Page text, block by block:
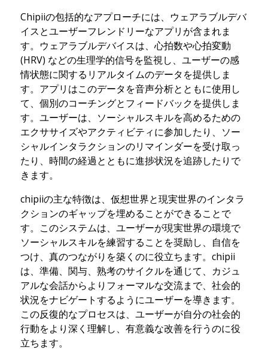
Chipiiの包括的なアプローチには、ウェアラブルデバ
イスとユーザーフレンドリーなアプリが含まれま
す。ウェアラブルデバイスは、心拍数や心拍変動
(HRV) などの生理学的信号を監視し、ユーザーの感
情状態に関するリアルタイムのデータを提供しま
す。アプリはこのデータを音声分析とともに使用し
て、個別のコーチングとフィードバックを提供しま
す。ユーザーは、ソーシャルスキルを高めるための
エクササイズやアクティビティに参加したり、ソー
シャルインタラクションのリマインダーを受け取っ
たり、時間の経過とともに進捗状況を追跡したりで
きます。
chipiiの主な特徴は、仮想世界と現実世界のインタラ
クションのギャップを埋めることができることで
す。このシステムは、ユーザーが現実世界の環境で
ソーシャルスキルを練習することを奨励し、自信を
つけ、真のつながりを築くのに役立ちます。chipii
は、準備、関与、熟考のサイクルを通じて、カジュ
アルな会話からよりフォーマルな交流まで、社会的
状況をナビゲートするようにユーザーを導きます。
この反復的なプロセスは、ユーザーが自分の社会的
行動をより深く理解し、有意義な改善を行うのに役
立ちます。